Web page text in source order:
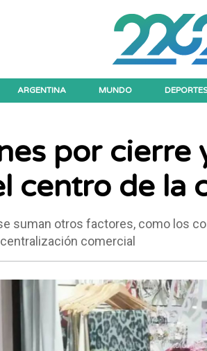
ARGENTINA MUNDO DEPORTES
por cierre
centro de la
suman otros factores, como los
comercial